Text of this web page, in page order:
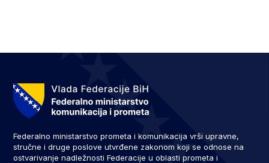
Federalno ministarstvo prometa i komunikacija vrši upravne,
stručne i druge poslove utvrđene zakonom koji se odnose na
ostvarivanje nadležnosti Federacije u oblasti prometa i